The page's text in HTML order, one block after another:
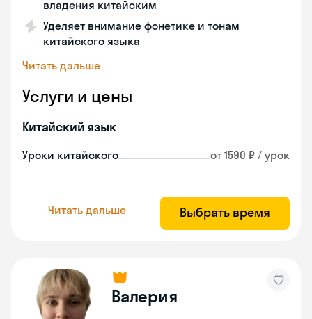
владения китайским
Уделяет внимание фонетике и тонам
китайского языка
Читать дальше
Услуги и цены
Китайский язык
Уроки китайского от 1590 ₽ / урок
Читать дальше Выбрать время
Валерия